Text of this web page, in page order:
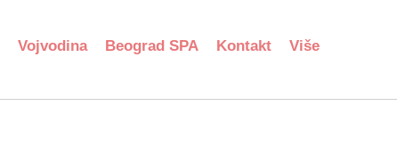
Vojvodina Beograd SPA Kontakt Više